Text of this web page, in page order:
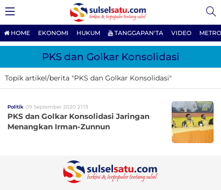
HOME EKONOMI HUKUM TANGGAPAN'TA VIDEO
PKS dan Golkar Konsolidasi
Topik artikel/berita "PKS dan Golkar Konsolidasi"
Politik 09 September 2020 21:13
PKS dan Golkar Konsolidasi Jaringan
Menangkan Irman-Zunnun